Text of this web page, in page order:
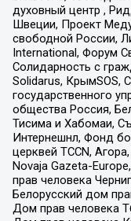
духовный центр ,
Швеции, Проект
свободной России,
International, Форум
Солидарность с
Solidarus, КрымSOS,
государственного
общества Россия,
Тисима и Хабомаи,
Интернешнл, Фонд
церквей TCCN,
Novaja Gazeta-
прав человека
Белорусский дом
Дом прав человека